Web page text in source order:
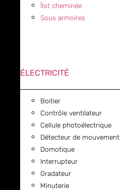
Îlot cheminée
Sous armoires
ÉLECTRICITÉ
Boitier
Contrôle ventilateur
Cellule photoélectrique
Détecteur de mouvement
Domotique
Interrupteur
Gradateur
Minuterie